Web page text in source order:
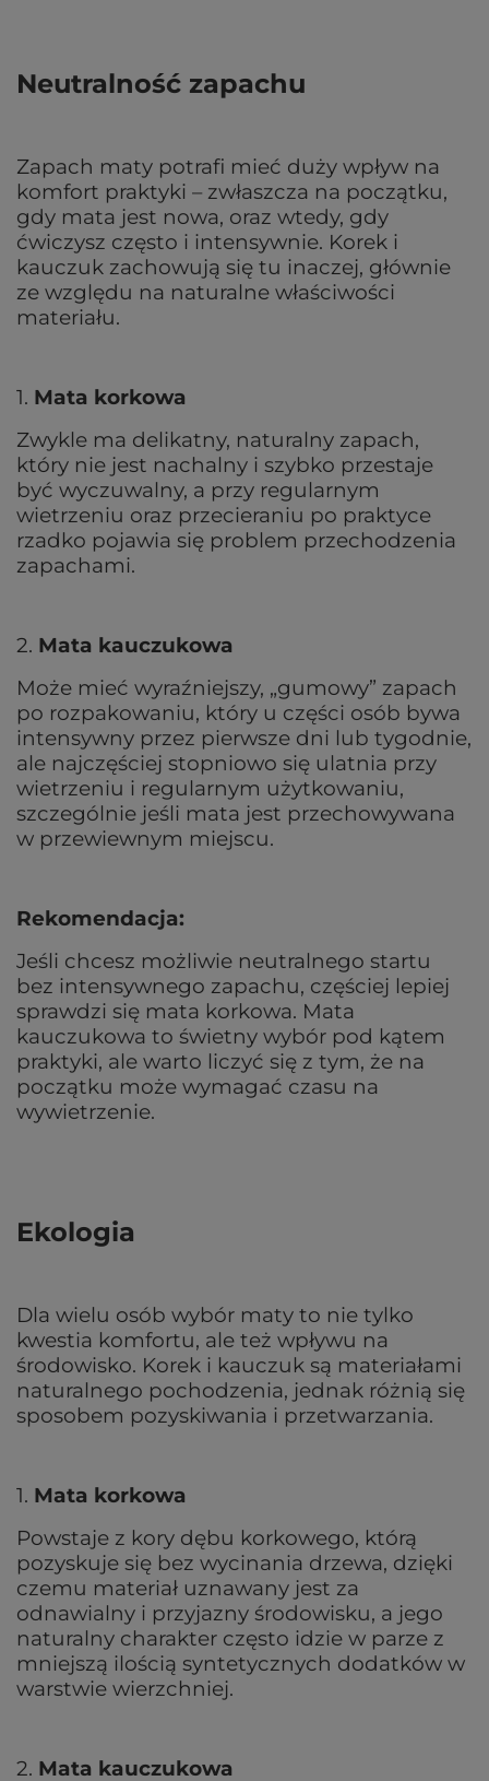
Neutralność zapachu
Zapach maty potrafi mieć duży wpływ na
komfort praktyki – zwłaszcza na początku,
gdy mata jest nowa, oraz wtedy, gdy
ćwiczysz często i intensywnie. Korek i
kauczuk zachowują się tu inaczej, głównie
ze względu na naturalne właściwości
materiału.
1. Mata korkowa
Zwykle ma delikatny, naturalny zapach,
który nie jest nachalny i szybko przestaje
być wyczuwalny, a przy regularnym
wietrzeniu oraz przecieraniu po praktyce
rzadko pojawia się problem przechodzenia
zapachami.
2. Mata kauczukowa
Może mieć wyraźniejszy, „gumowy” zapach
po rozpakowaniu, który u części osób bywa
intensywny przez pierwsze dni lub tygodnie,
ale najczęściej stopniowo się ulatnia przy
wietrzeniu i regularnym użytkowaniu,
szczególnie jeśli mata jest przechowywana
w przewiewnym miejscu.
Rekomendacja:
Jeśli chcesz możliwie neutralnego startu
bez intensywnego zapachu, częściej lepiej
sprawdzi się mata korkowa. Mata
kauczukowa to świetny wybór pod kątem
praktyki, ale warto liczyć się z tym, że na
początku może wymagać czasu na
wywietrzenie.
Ekologia
Dla wielu osób wybór maty to nie tylko
kwestia komfortu, ale też wpływu na
środowisko. Korek i kauczuk są materiałami
naturalnego pochodzenia, jednak różnią się
sposobem pozyskiwania i przetwarzania.
1. Mata korkowa
Powstaje z kory dębu korkowego, którą
pozyskuje się bez wycinania drzewa, dzięki
czemu materiał uznawany jest za
odnawialny i przyjazny środowisku, a jego
naturalny charakter często idzie w parze z
mniejszą ilością syntetycznych dodatków w
warstwie wierzchniej.
2. Mata kauczukowa